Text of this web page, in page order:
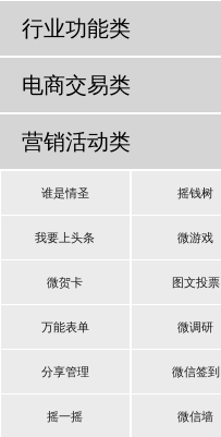
行业功能类
电商交易类
营销活动类
谁是情圣 摇钱树
我要上头条 微游戏
微贺卡 图文投票
万能表单 微调研
分享管理 微信签到
摇一摇 微信墙